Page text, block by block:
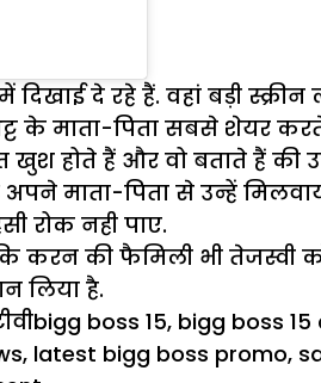
दिखाई दे रहे हैं. वहां बड़ी
के माता-पिता सबसे शेयर
होते हैं और वो बताते हैं की
माता-पिता से उन्हें
रोक नही पाए.
की फैमिली भी तेजस्वी
लिया है.
Tags
bigg boss 15, bigg boss
, latest bigg boss promo,